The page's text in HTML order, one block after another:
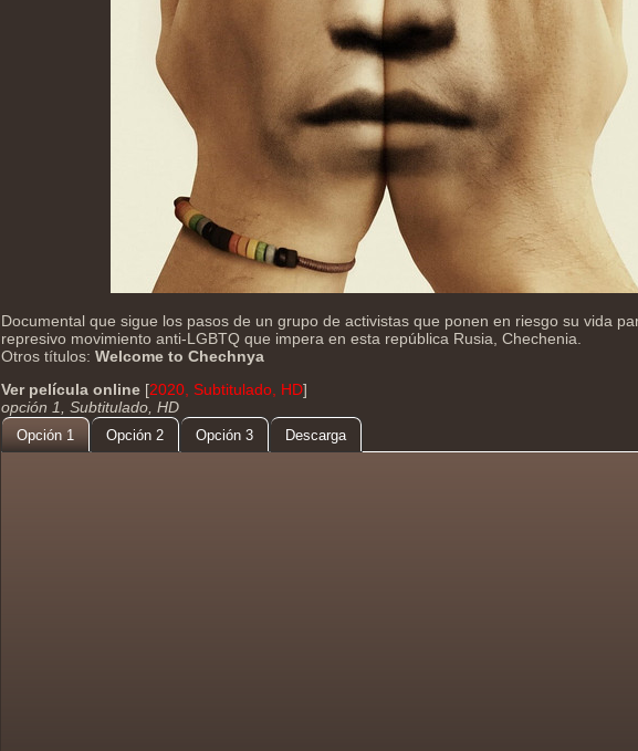
Documental que sigue los pasos de un grupo de activistas que ponen en riesgo su vida
represivo movimiento anti-LGBTQ que impera en esta república Rusia, Chechenia.
Otros títulos: Welcome to Chechnya
Ver película online [2020, Subtitulado, HD]
opción 1, Subtitulado, HD
Opción 1 Opción 2 Opción 3 Descarga